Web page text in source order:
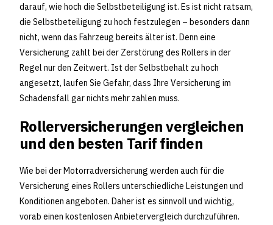
darauf, wie hoch die Selbstbeteiligung ist. Es ist nicht ratsam,
die Selbstbeteiligung zu hoch festzulegen – besonders dann
nicht, wenn das Fahrzeug bereits älter ist. Denn eine
Versicherung zahlt bei der Zerstörung des Rollers in der
Regel nur den Zeitwert. Ist der Selbstbehalt zu hoch
angesetzt, laufen Sie Gefahr, dass Ihre Versicherung im
Schadensfall gar nichts mehr zahlen muss.
Rollerversicherungen vergleichen
und den besten Tarif finden
Wie bei der Motorradversicherung werden auch für die
Versicherung eines Rollers unterschiedliche Leistungen und
Konditionen angeboten. Daher ist es sinnvoll und wichtig,
vorab einen kostenlosen Anbietervergleich durchzuführen.